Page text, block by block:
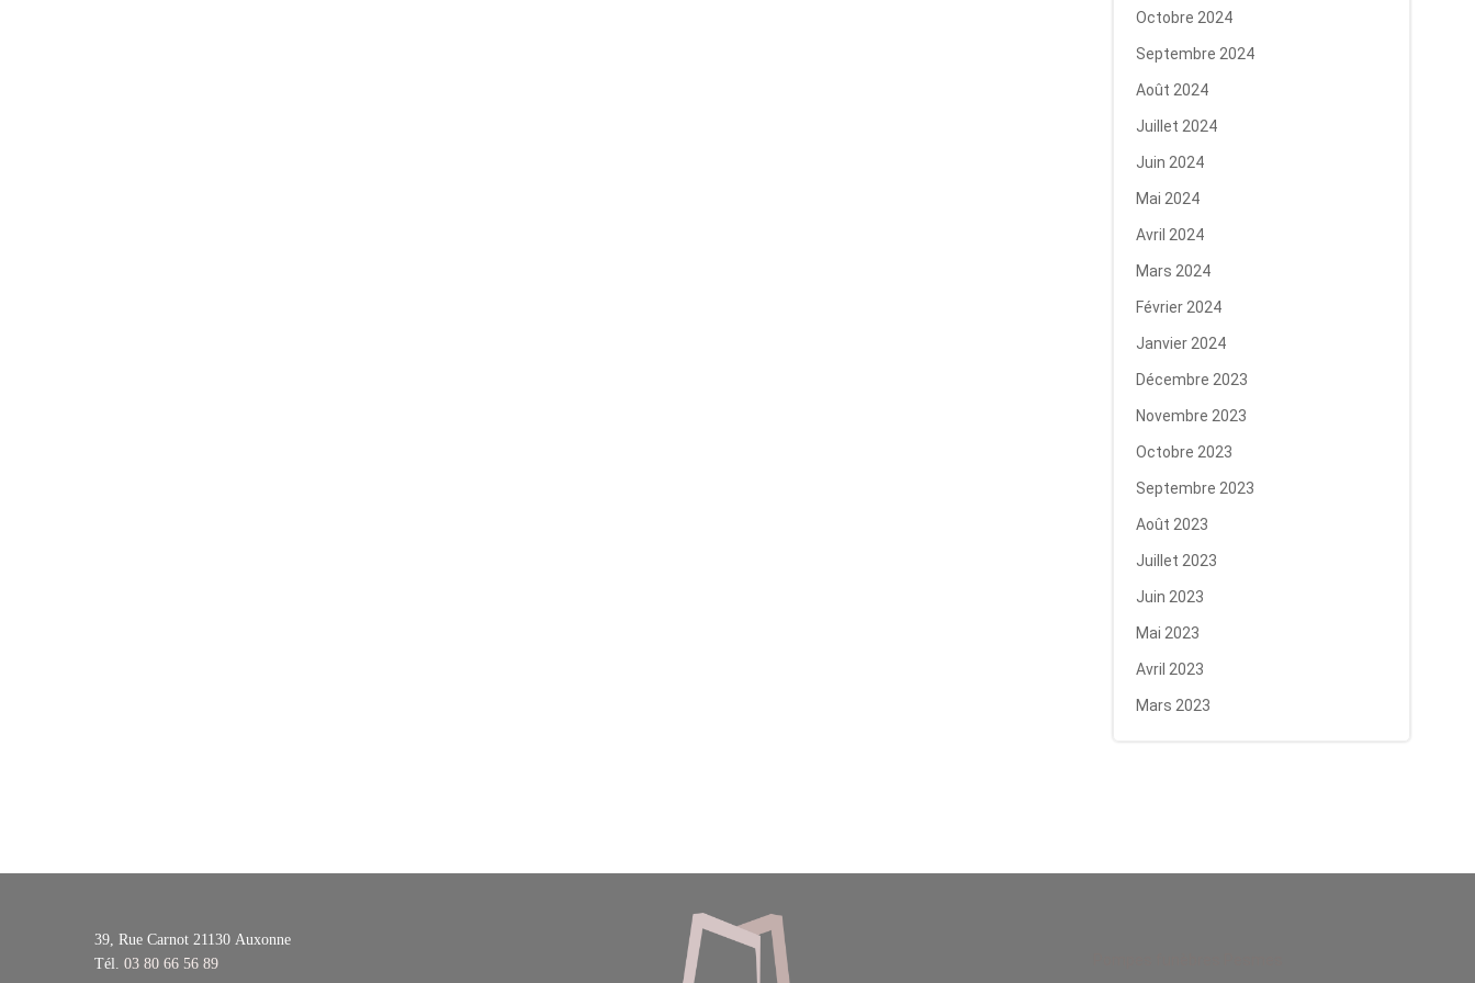
Octobre 2024
Septembre 2024
Août 2024
Juillet 2024
Juin 2024
Mai 2024
Avril 2024
Mars 2024
Février 2024
Janvier 2024
Décembre 2023
Novembre 2023
Octobre 2023
Septembre 2023
Août 2023
Juillet 2023
Juin 2023
Mai 2023
Avril 2023
Mars 2023
39, Rue Carnot 21130Auxonne
Tél.03 80 66 56 89